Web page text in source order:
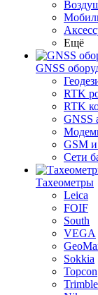
Ещё
GNSS
RTK
RTK
GNSS
GSM
Сети
Тахеометры
Leica
FOIF
South
VEGA
Sokkia
Topcon
Trimble